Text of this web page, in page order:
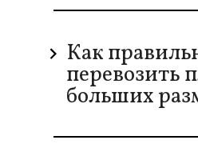
Как
перевозить
больших